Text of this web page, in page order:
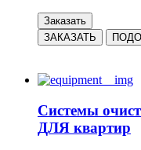
Заказать
ЗАКАЗАТЬ
Системы
ДЛЯ квартир